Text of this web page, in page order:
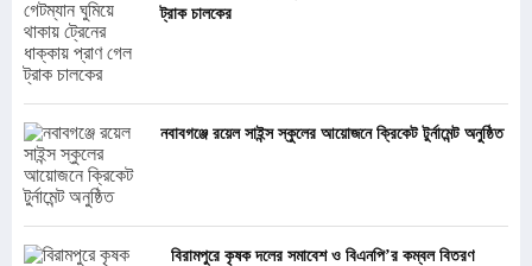
ট্রাক চালকের
নবাবগঞ্জে রয়েল সাইন্স স্কুলের আয়োজনে ক্রিকেট টুর্নামেন্ট অনুষ্ঠিত
বিরামপুরে কৃষক দলের সমাবেশ ও বিএনপি’র কম্বল বিতরণ